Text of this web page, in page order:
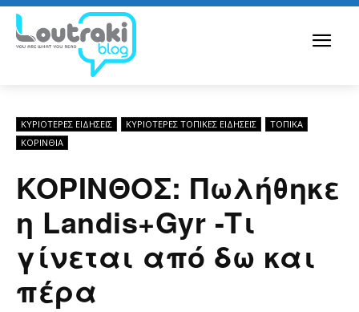
ΚΥΡΙΌΤΕΡΕΣ ΕΙΔΉΣΕΙΣ ΚΥΡΙΌΤΕΡΕΣ ΤΟΠΙΚΈΣ ΕΙΔΉΣΕΙΣ
ΤΟΠΙΚΑ
ΚΟΡΙΝΘΊΑ
KOΡΙΝΘΟΣ: Πωλήθηκε
η Landis+Gyr -Τι
γίνεται από δω και
πέρα